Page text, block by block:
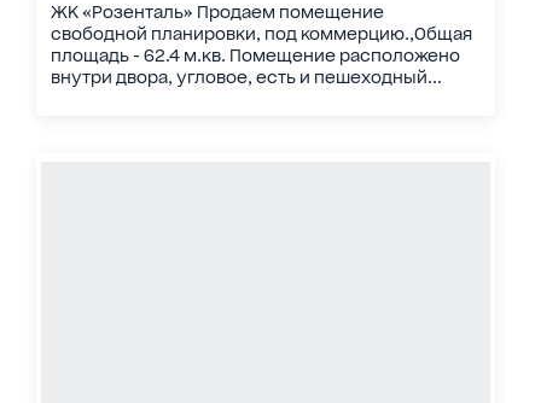
ЖК «Розенталь» Продаем помещение
свободной планировки, под коммерцию.,Общая
площадь - 62.4 м.кв. Помещение расположено
внутри двора, угловое, есть и пешеходный...